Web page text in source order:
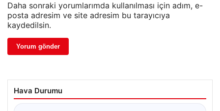
Daha sonraki yorumlarımda kullanılması için adım, e-
posta adresim ve site adresim bu tarayıcıya
kaydedilsin.
Hava Durumu